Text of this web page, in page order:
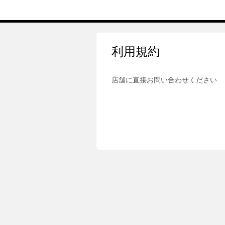
利用規約
店舗に直接お問い合わせください